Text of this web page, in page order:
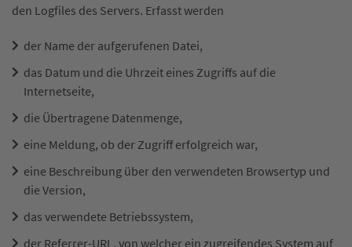
den Logfiles des Servers. Erfasst werden
der Name der aufgerufenen Datei,
das Datum und die Uhrzeit eines Zugriffs auf die
Internetseite,
die Übertragene Datenmenge,
eine Meldung, ob der Zugriff erfolgreich war,
eine Beschreibung über den verwendeten Browsertyp und
die Version,
das verwendete Betriebssystem,
der Referrer-URL, von welcher ein zugreifendes System auf